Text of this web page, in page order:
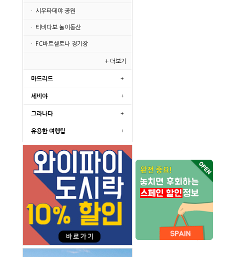
· 시우타데야 공원
· 티비다보 놀이동산
· FC바르셀로나 경기장
+ 더보기
마드리드
세비야
그라나다
유용한 여행팁